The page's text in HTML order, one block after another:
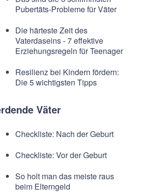
Pubertäts-Probleme für Väter
Die härteste Zeit des
Vaterdaseins - 7 effektive
Erziehungsregeln für Teenager
Resilienz bei Kindern fördern:
Die 5 wichtigsten Tipps
Väter
Checkliste: Nach der Geburt
Checkliste: Vor der Geburt
So holt man das meiste raus
beim Elterngeld